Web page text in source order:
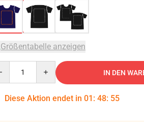
Größentabelle anzeigen
IN DEN
Diese Aktion endet in 01 : 48: 54